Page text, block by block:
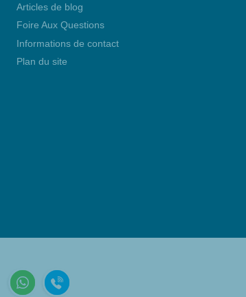
Articles de blog
Foire Aux Questions
Informations de contact
Plan du site